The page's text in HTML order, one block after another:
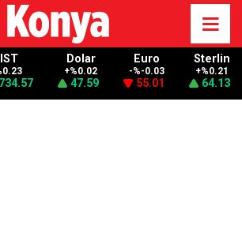
Dolar
+%0.02
47.59
Euro
-%-0.03
55.01
Sterlin
+%0.21
64.13